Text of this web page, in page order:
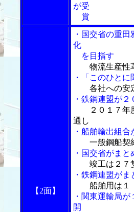
が受
賞
【2面】
・国交省の重
化
を目指す
物流生産性
・「このひと
各社への安
・鉄鋼連盟が
２０１７
通し
・船舶輸出組
一般鋼船契
・国交省がま
竣工は２７
・鉄鋼連盟が
船舶用は１
・関東運輸局
開